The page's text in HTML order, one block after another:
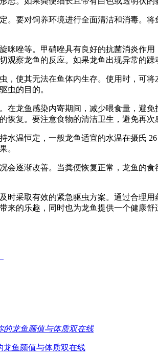
。要对饲养环境进行全面清洁和消毒。
咪唑等。甲硝唑具有良好的抗菌消炎作
观察龙鱼的反应。如果龙鱼出现异常的躁
，使其无法在鱼体内生存。使用时，可
虫的目的。
在龙鱼感染内寄期间，减少喂食量，避
复。要注意食物的清洁卫生，避免再次
水温恒定，一般龙鱼适宜的水温在摄氏
。
会逐渐改善。当粪便恢复正常，龙鱼的
时采取有效的紧急驱虫方案。通过合理
的乐趣，同时也为龙鱼提供一个健康舒
龙鱼颜值与体质双在线